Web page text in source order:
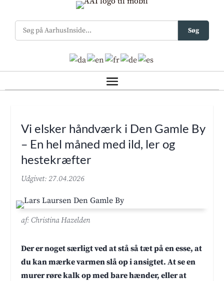
Søg
Vi elsker håndværk i Den Gamle By
– En hel måned med ild, ler og
hestekræfter
Udgivet: 27.04.2026
af: Christina Hazelden
Der er noget særligt ved at stå så tæt på en esse, at
du kan mærke varmen slå op i ansigtet. At se en
murer røre kalk op med bare hænder, eller at